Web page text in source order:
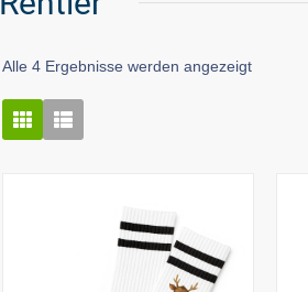
Alle 4 Ergebnisse werden angezeigtAktualität